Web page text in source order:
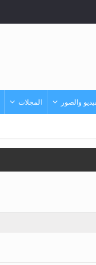
والصور المجلات